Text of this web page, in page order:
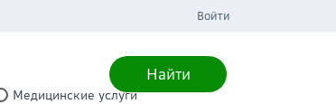
Войти
Найти
Медицинские услуги